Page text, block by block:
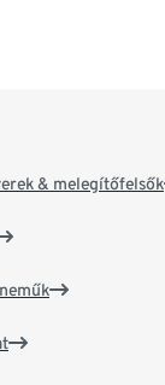
& melegítőfelsők